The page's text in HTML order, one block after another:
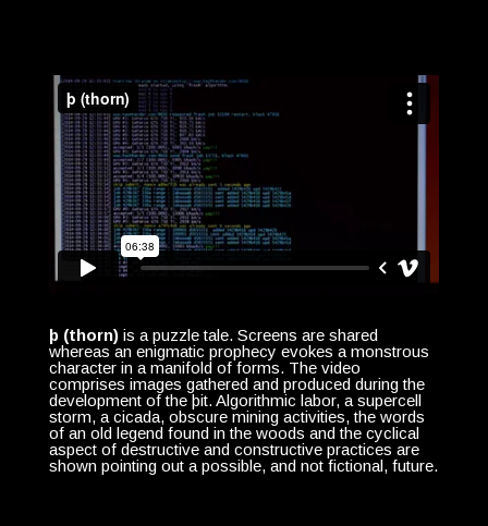
þ (thorn)is a puzzle tale. Screens are shared
whereas an enigmatic prophecy evokes a monstrous
character in a manifold of forms. The video
comprises images gathered and produced during the
development of the þit. Algorithmic labor, a supercell
storm, a cicada, obscure mining activities, the words
of an old legend found in the woods and the cyclical
aspect of destructive and constructive practices are
shown pointing out a possible, and not fictional, future.